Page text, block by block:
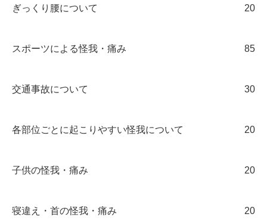
ぎっくり腰について 20
スポーツによる怪我・痛み 85
交通事故について 30
各部位ごとに起こりやすい怪我について 20
子供の怪我・痛み 20
寝違え・首の怪我・痛み 20